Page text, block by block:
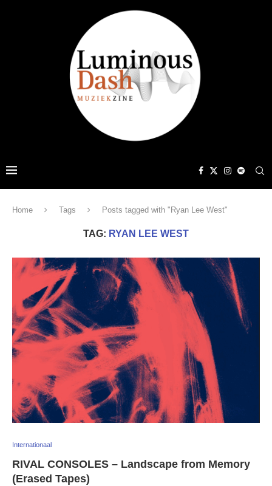
Home Tags Posts tagged with "Ryan Lee West"
TAG: RYAN LEE WEST
Internationaal
RIVAL CONSOLES – Landscape from Memory
(Erased Tapes)